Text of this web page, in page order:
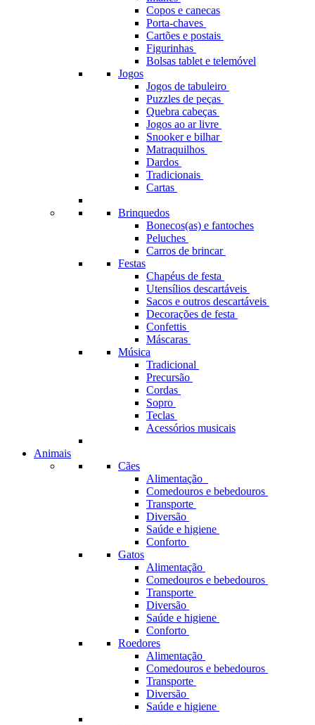
Copos e canecas
Porta-chaves
Cartões e postais
Figurinhas
Bolsas tablet e telemóvel
Jogos
Jogos de tabuleiro
Puzzles de peças
Quebra cabeças
Jogos ao ar livre
Snooker e bilhar
Matraquilhos
Dardos
Tradicionais
Cartas
Brinquedos
Bonecos(as) e fantoches
Peluches
Carros de brincar
Festas
Chapéus de festa
Utensílios descartáveis
Sacos e outros descartáveis
Decorações de festa
Confettis
Máscaras
Música
Tradicional
Precursão
Cordas
Sopro
Teclas
Acessórios musicais
Animais
Cães
Alimentação
Comedouros e bebedouros
Transporte
Diversão
Saúde e higiene
Conforto
Gatos
Alimentação
Comedouros e bebedouros
Transporte
Diversão
Saúde e higiene
Conforto
Roedores
Alimentação
Comedouros e bebedouros
Transporte
Diversão
Saúde e higiene